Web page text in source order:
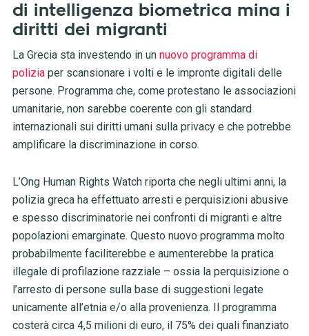
di intelligenza biometrica mina i
diritti dei migranti
La Grecia sta investendo in un nuovo programma di
poliziaper scansionare i volti e le impronte digitali delle
persone. Programma che, come protestano le associazioni
umanitarie, non sarebbe coerente con gli standard
internazionali sui diritti umani sulla privacy e che potrebbe
amplificare la discriminazione in corso.
L’Ong Human Rights Watch riporta che negli ultimi anni, la
polizia greca ha effettuato arresti e perquisizioni abusive
e spesso discriminatorie nei confronti di migranti e altre
popolazioni emarginate. Questo nuovo programma molto
probabilmente faciliterebbe e aumenterebbe la pratica
illegale di profilazione razziale – ossia la perquisizione o
l’arresto di persone sulla base di suggestioni legate
unicamente all’etnia e/o alla provenienza. Il programma
costerà circa 4,5 milioni di euro, il 75% dei quali finanziato